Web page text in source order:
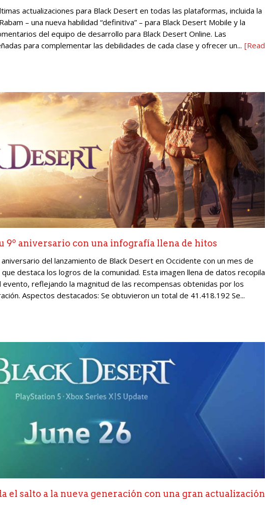
actualizaciones para Black Desert en todas las plataformas, incluida la
– una nueva habilidad “definitiva” – para Black Desert Mobile y la
del equipo de desarrollo para Black Desert Online. Las
para complementar las debilidades de cada clase y ofrecer un... [Read
9º aniversario con una infografía llena de hitos
del lanzamiento de Black Desert en Occidente con un mes de
destaca los logros de la comunidad. Esta imagen llena de datos recopila
reflejando la magnitud de las recompensas obtenidas por los
Aspectos destacados: Se obtuvieron un total de 41.418.192 Se...
el salto a la nueva generación con una gran actualización